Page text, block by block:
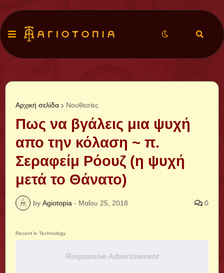
Αρχική σελίδα Νουθεσίες
Πως να βγάλεις μια ψυχή
απο την κόλαση ~ π.
Σεραφείμ Ρόουζ (η ψυχή
μετά το Θάνατο)
by Agiotopia - Μαΐου 25, 2018 0
Recent in Technology
Responsive Advertisement